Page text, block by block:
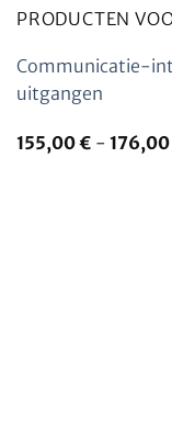
PRODUCTEN
Communicatie-
uitgangen
155,00€ - 176,00